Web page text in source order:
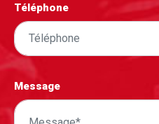
Téléphone
Message